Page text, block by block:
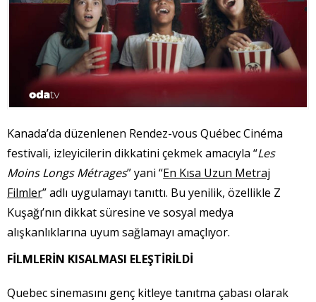
Kanada’da düzenlenen Rendez-vous Québec Cinéma
festivali, izleyicilerin dikkatini çekmek amacıyla “Les
Moins Longs Métrages” yani “En Kısa Uzun Metraj
Filmler” adlı uygulamayı tanıttı. Bu yenilik, özellikle Z
Kuşağı’nın dikkat süresine ve sosyal medya
alışkanlıklarına uyum sağlamayı amaçlıyor.
FİLMLERİN KISALMASI ELEŞTİRİLDİ
Quebec sinemasını genç kitleye tanıtma çabası olarak